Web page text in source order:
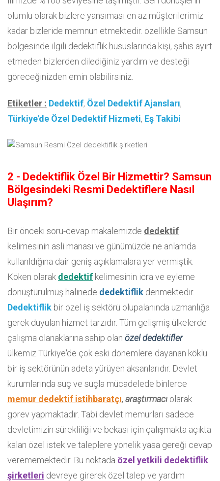
olumlu olarak bizlere yansıması en az müşterilerimiz
kadar bizleride memnun etmektedir. özellikle Samsun
bölgesinde ilgili dedektiflik hususlarında kişi, şahıs ayırt
etmeden bizlerden dilediğiniz yardım ve desteği
göreceğinizden emin olabilirsiniz.
Etiketler : Dedektif, Özel Dedektif Ajansları,
Türkiye'de Özel Dedektif Hizmeti, Eş Takibi
2 - Dedektiflik Özel Bir Hizmettir? Samsun
Bölgesindeki Resmi Dedektiflere Nasıl
Ulaşırım?
Bir önceki soru-cevap makalemizde dedektif
kelimesinin asli manası ve günümüzde ne anlamda
kullanldığına dair geniş açıklamalara yer vermiştik.
Köken olarak dedektif kelimesinin icra ve eyleme
dönüştürülmüş halinede dedektiflik denmektedir.
Dedektiflik bir özel iş sektörü olupalanında uzmanlığa
gerek duyulan hizmet tarzıdır. Tüm gelişmiş ülkelerde
çalışma olanaklarına sahip olan özel dedektifler
ülkemiz Türkiye'de çok eski dönemlere dayanan köklü
bir iş sektörünün adeta yürüyen aksanlarıdır. Devlet
kurumlarında suç ve suçla mücadelede binlerce
memur dedektif istihbaratçı, araştırmacı olarak
görev yapmaktadır. Tabi devlet memurları sadece
devletimizin sürekliliği ve bekası için çalışmakta açıkta
kalan özel istek ve taleplere yönelik yasa gereği cevap
verememektedir. Bu noktada özel yetkili dedektiflik
şirketleri devreye girerek özel talep ve yardım